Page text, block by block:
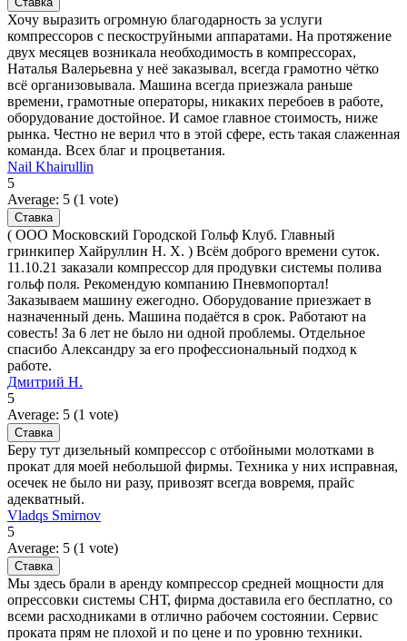
Хочу выразить огромную благодарность за услуги
компрессоров с пескоструйными аппаратами. На протяжение
двух месяцев возникала необходимость в компрессорах,
Наталья Валерьевна у неё заказывал, всегда грамотно чётко
всё организовывала. Машина всегда приезжала раньше
времени, грамотные операторы, никаких перебоев в работе,
оборудование достойное. И самое главное стоимость, ниже
рынка. Честно не верил что в этой сфере, есть такая слаженная
команда. Всех благ и процветания.
Nail Khairullin
5
Average: 5 (1 vote)
( ООО Московский Городской Гольф Клуб. Главный
гринкипер Хайруллин Н. Х. ) Всём доброго времени суток.
11.10.21 заказали компрессор для продувки системы полива
гольф поля. Рекомендую компанию Пневмопортал!
Заказываем машину ежегодно. Оборудование приезжает в
назначенный день. Машина подаётся в срок. Работают на
совесть! За 6 лет не было ни одной проблемы. Отдельное
спасибо Александру за его профессиональный подход к
работе.
Дмитрий Н.
5
Average: 5 (1 vote)
Беру тут дизельный компрессор с отбойными молотками в
прокат для моей небольшой фирмы. Техника у них исправная,
осечек не было ни разу, привозят всегда вовремя, прайс
адекватный.
Vladqs Smirnov
5
Average: 5 (1 vote)
Мы здесь брали в аренду компрессор средней мощности для
опрессовки системы СНТ, фирма доставила его бесплатно, со
всеми расходниками в отлично рабочем состоянии. Сервис
проката прям не плохой и по цене и по уровню техники.